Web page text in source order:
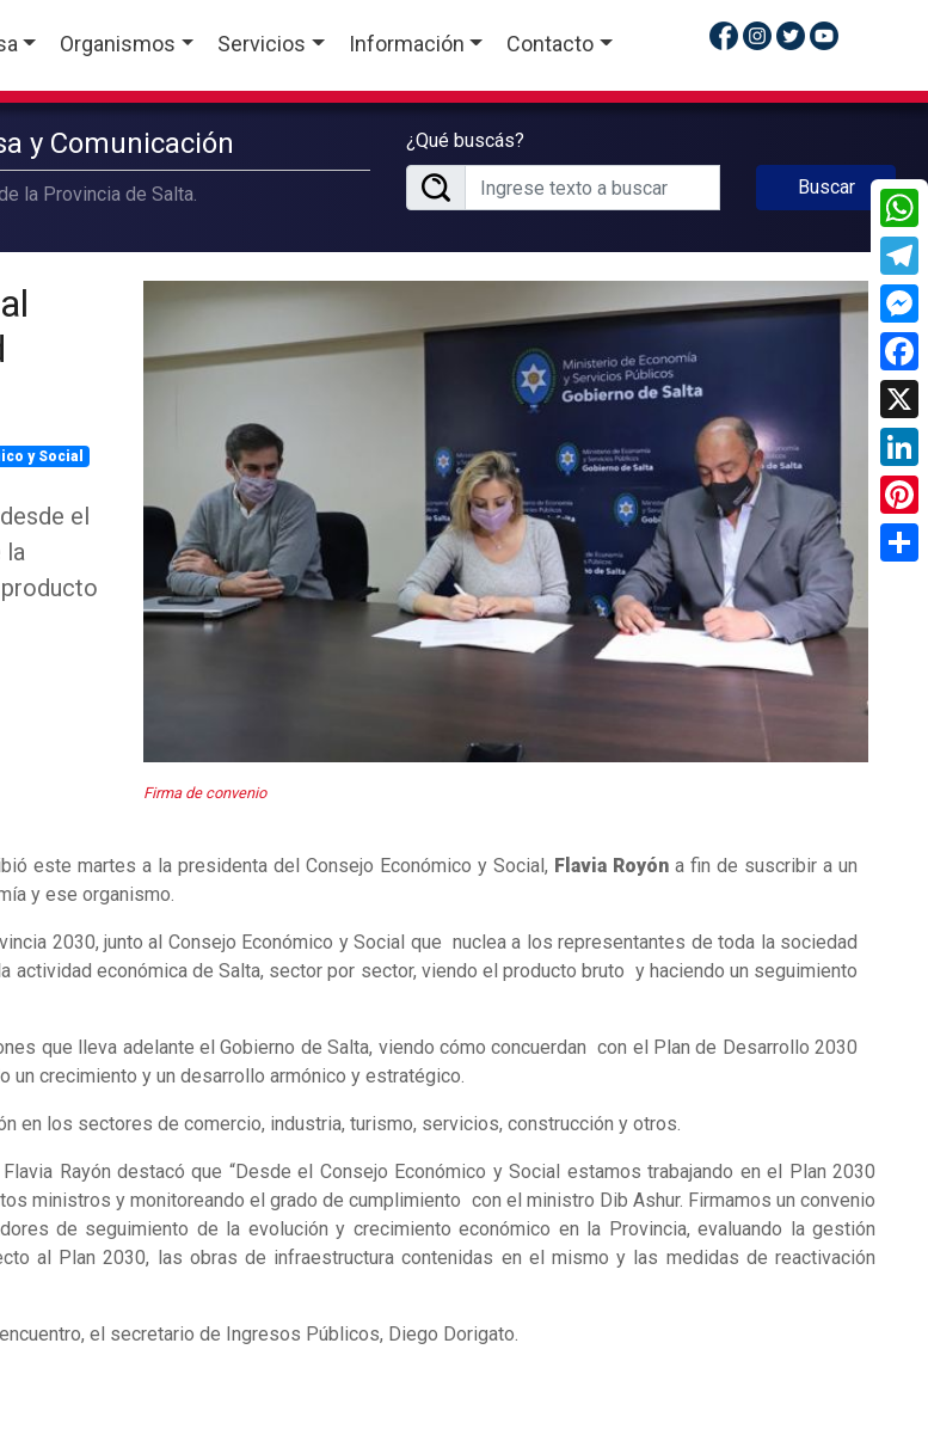
Organismos Servicios Información Contacto
y Comunicación
la Provincia de Salta.
¿Qué buscás?
Buscar
y Social
el
la
Firma de convenio
este martes a la presidenta del Consejo Económico y Social, Flavia Royón a fin de suscribir a un
y ese organismo.
2030, junto al Consejo Económico y Social que nuclea a los representantes de toda la sociedad
económica de Salta, sector por sector, viendo el producto bruto y haciendo un seguimiento
que lleva adelante el Gobierno de Salta, viendo cómo concuerdan con el Plan de Desarrollo 2030
un crecimiento y un desarrollo armónico y estratégico.
en los sectores de comercio, industria, turismo, servicios, construcción y otros.
Rayón destacó que “Desde el Consejo Económico y Social estamos trabajando en el Plan 2030
ministros y monitoreando el grado de cumplimiento con el ministro Dib Ashur. Firmamos un convenio
de seguimiento de la evolución y crecimiento económico en la Provincia, evaluando la gestión
al Plan 2030, las obras de infraestructura contenidas en el mismo y las medidas de reactivación
el secretario de Ingresos Públicos, Diego Dorigato.
X